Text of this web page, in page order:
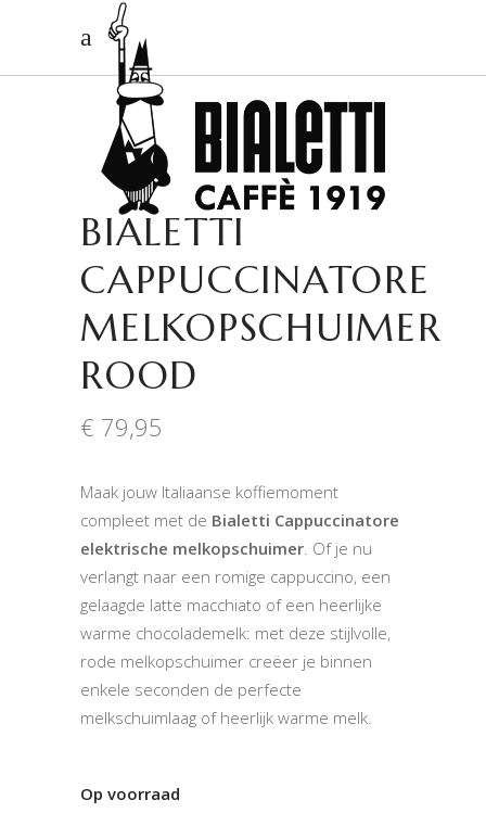
BIALETTI
CAPPUCCINATORE
MELKOPSCHUIMER
ROOD
€ 79,95
Maak jouw Italiaanse koffiemoment
compleet met de Bialetti Cappuccinatore
elektrische melkopschuimer. Of je nu
verlangt naar een romige cappuccino, een
gelaagde latte macchiato of een heerlijke
warme chocolademelk: met deze stijlvolle,
rode melkopschuimer creëer je binnen
enkele seconden de perfecte
melkschuimlaag of heerlijk warme melk.
Op voorraad